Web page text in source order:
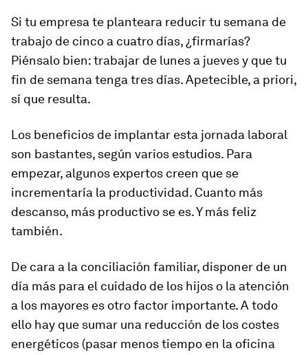
Si tu empresa te planteara reducir tu semana de
trabajo de cinco a cuatro días, ¿firmarías?
Piénsalo bien: trabajar de lunes a jueves y que tu
fin de semana tenga tres días. Apetecible, a priori,
sí que resulta.
Los beneficios de implantar esta jornada laboral
son bastantes, según varios estudios. Para
empezar, algunos expertos creen que se
incrementaría la productividad. Cuanto más
descanso, más productivo se es. Y más feliz
también.
De cara a la conciliación familiar, disponer de un
día más para el cuidado de los hijos o la atención
a los mayores es otro factor importante. A todo
ello hay que sumar una reducción de los costes
energéticos (pasar menos tiempo en la oficina